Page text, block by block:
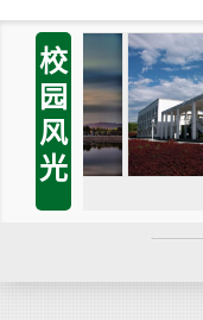
校
园
风
光